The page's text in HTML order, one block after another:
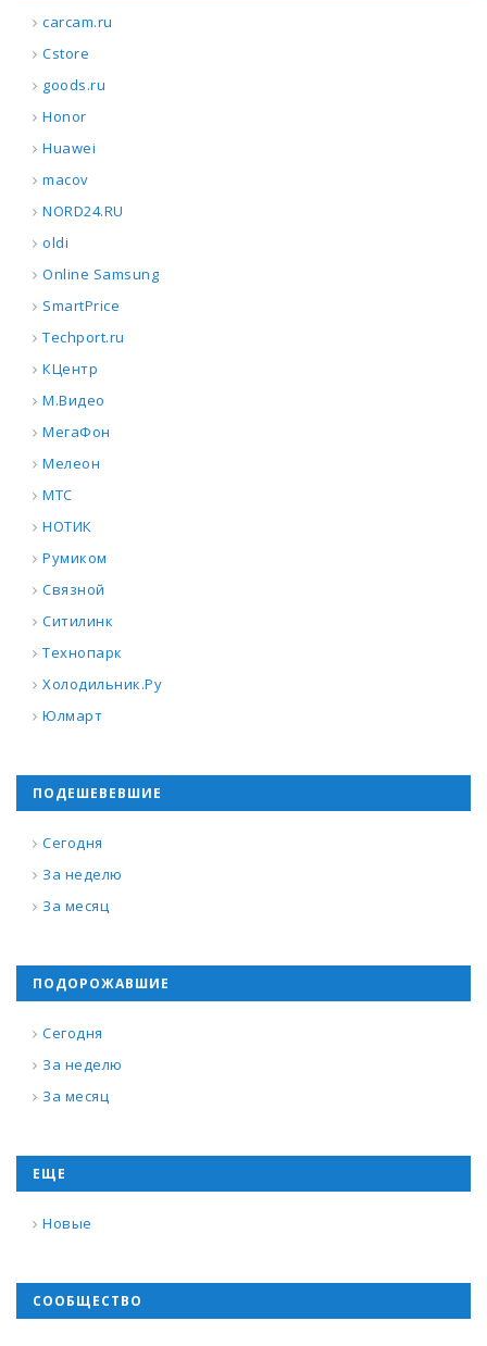
carcam.ru
Cstore
goods.ru
Honor
Huawei
macov
NORD24.RU
oldi
Online Samsung
SmartPrice
Techport.ru
КЦентр
М.Видео
МегаФон
Мелеон
МТС
НОТИК
Румиком
Связной
Ситилинк
Технопарк
Холодильник.Ру
Юлмарт
ПОДЕШЕВЕВШИЕ
Сегодня
За неделю
За месяц
ПОДОРОЖАВШИЕ
Сегодня
За неделю
За месяц
ЕЩЕ
Новые
СООБЩЕСТВО